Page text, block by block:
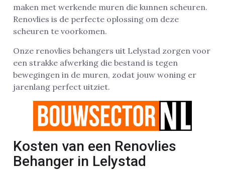
maken met werkende muren die kunnen scheuren.
Renovlies is de perfecte oplossing om deze
scheuren te voorkomen.
Onze renovlies behangers uit Lelystad zorgen voor
een strakke afwerking die bestand is tegen
bewegingen in de muren, zodat jouw woning er
jarenlang perfect uitziet.
Kosten van een Renovlies
Behanger in Lelystad